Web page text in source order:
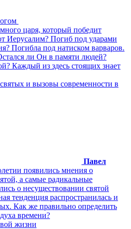
царя, который победит
Иерусалим? Погиб под ударами
Погибла под натиском варваров.
ли Он в памяти людей?
Каждый из здесь стоящих знает
и вызовы современности в
Павел
появились мнения о
а самые радикальные
о несуществовании святой
тенденция распространилась и
Как же правильно определить
времени?
жизни